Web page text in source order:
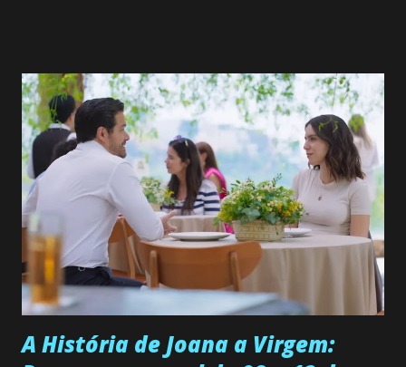
permanecer virgem até encontrar o homem que realmente
ama, o que não é fácil, já que dedica todas as suas energias a
se aprimorar, trabalhando, estudando e se orgulhando de
ser a primeira mulher da família a ingressar na
universidade. Ela tem uma personalidade muito alegre, é
muito madura para a idade, determinada, criativa e
empática. Detesta injustiças e é uma ótima amiga. Pode ser
teimosa e muito persistente quando decide fazer algo.
Durante um exame ginecológico, ela é inseminada por eng...
A História de Joana a Virgem: